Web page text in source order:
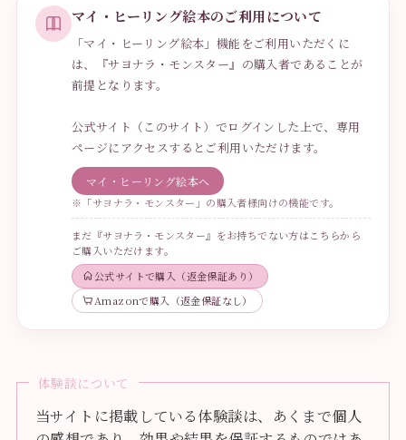
マイ・ヒーリング絵本のご利用について
「マイ・ヒーリング絵本」機能をご利用いただくに
は、『サヨナラ・モンスター』の購入者であることが
前提となります。
公式サイト（このサイト）でログインした上で、専用
ページにアクセスするとご利用いただけます。
マイ・ヒーリング絵本へ
※「サヨナラ・モンスター」の購入者様向けの機能です。
まだ『サヨナラ・モンスター』をお持ちでない方はこちらから
ご購入いただけます。
公式サイトで購入（返金保証あり）
Amazonで購入（返金保証なし）
体験談について
当サイトに掲載している体験談は、あくまで個人